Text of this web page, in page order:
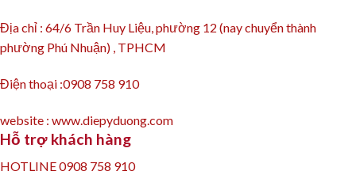
Địa chỉ : 64/6 Trần Huy Liệu, phường 12 (nay chuyển thành
phường Phú Nhuận) , TPHCM
Điện thoại :0908 758 910
website : www.diepyduong.com
Hỗ trợ khách hàng
HOTLINE 0908 758 910